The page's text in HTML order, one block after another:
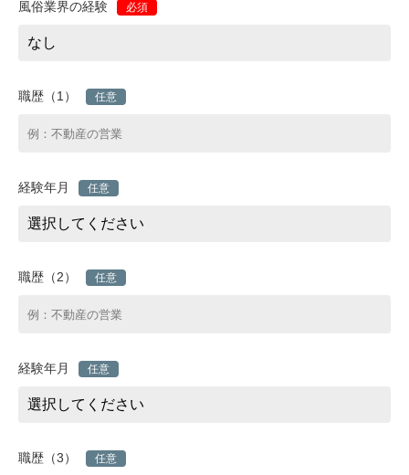
風俗業界の経験 必須
職歴（1） 任意
経験年月 任意
職歴（2） 任意
経験年月 任意
職歴（3） 任意